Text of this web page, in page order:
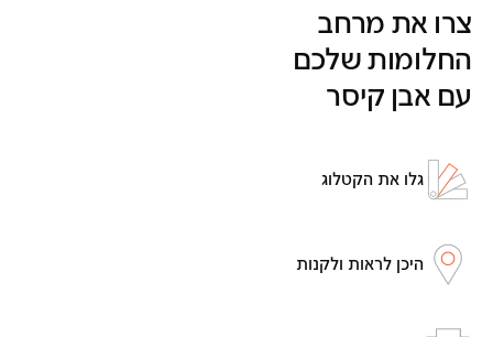
צרו את מרחב
החלומות שלכם
עם אבן קיסר
גלו את הקטלוג
היכן לראות ולקנות